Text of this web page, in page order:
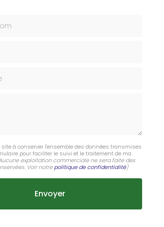
site à conserver l'ensemble des données transmises
pour faciliter le suivi et le traitement de ma
exploitation commerciale ne sera faite des
Voir notrepolitique de confidentialité)